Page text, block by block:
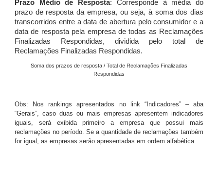
Prazo Médio de Resposta: Corresponde à média do
prazo de resposta da empresa, ou seja, à soma dos dias
transcorridos entre a data de abertura pelo consumidor e a
data de resposta pela empresa de todas as Reclamações
Finalizadas Respondidas, dividida pelo total de
Reclamações Finalizadas Respondidas.
Soma dos prazos de resposta / Total de Reclamações Finalizadas
Respondidas
Obs: Nos rankings apresentados no link “Indicadores” – aba
“Gerais”, caso duas ou mais empresas apresentem indicadores
iguais, será exibida primeiro a empresa que possui mais
reclamações no período. Se a quantidade de reclamações também
for igual, as empresas serão apresentadas em ordem alfabética.